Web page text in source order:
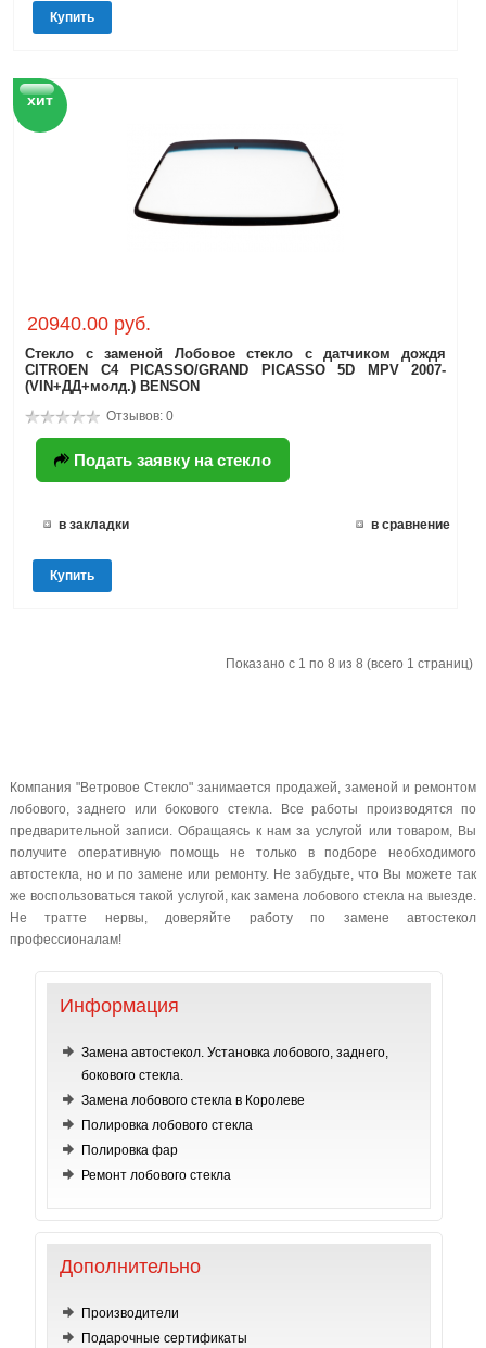
Купить
хит
20940.00 руб.
Стекло с заменой Лобовое стекло с датчиком дождя
CITROEN C4 PICASSO/GRAND PICASSO 5D MPV 2007-
(VIN+ДД+молд.) BENSON
Отзывов: 0
Подать заявку на стекло
в закладки в сравнение
Купить
Показано с 1 по 8 из 8 (всего 1 страниц)
Компания "Ветровое Стекло" занимается продажей, заменой и ремонтом
лобового, заднего или бокового стекла. Все работы производятся по
предварительной записи. Обращаясь к нам за услугой или товаром, Вы
получите оперативную помощь не только в подборе необходимого
автостекла, но и по замене или ремонту. Не забудьте, что Вы можете так
же воспользоваться такой услугой, как замена лобового стекла на выезде.
Не тратте нервы, доверяйте работу по замене автостекол
профессионалам!
Информация
Замена автостекол. Установка лобового, заднего,
бокового стекла.
Замена лобового стекла в Королеве
Полировка лобового стекла
Полировка фар
Ремонт лобового стекла
Дополнительно
Производители
Подарочные сертификаты